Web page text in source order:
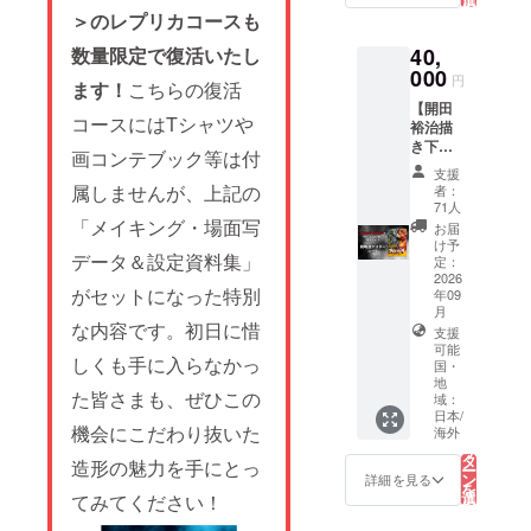
＞のレプリカコースも
数量限定で復活いたし
ます！ こちらの復活
コースにはTシャツや
画コンテブック等は付
属しませんが、上記の
「メイキング・場面写
データ＆設定資料集」
がセットになった特別
な内容です。初日に惜
しくも手に入らなかっ
た皆さまも、ぜひこの
機会にこだわり抜いた
造形の魅力を手にとっ
てみてください！
支援い
ただい
た場合
でもお
一人様1
回のみ
となり
ます
（最も
大きい
サイズ
での掲
載とな
りま
す）。
クラ
紙デー
タ（PC
/ モバイ
ル） 4.
エンド
ロール
クレ
ジット
掲載 小
5.中川
監督描
き下ろ
しTシャ
レジッ
ト掲載
に関す
る注意
事項＞
※掲載を
希望す
るお名
前を、
check
main
project
page
for
comple
te
details
before
making
your
pledge.
1.デジ
タル支
援証明
書 2.支
援者限
定活動
報告閲
覧権 3.
クラ
ファン
限定壁
タ（PC
/ モバイ
the
d"
section
in the
main
text for
now!
*Please
note
that the
English
descrip
tions
for the
reward
content
s and
credit
listing
conditio
ns are
listed
Please
be sure
択
40,
000 円
【開田
裕治描
き下ろ
し劇場
風ポス
ター
コース
Theatre
-Style
Poster
by Yuji
Kaida】
*This
tier will
support
global
shippin
g.
setup is
in
支援
者：
71人
お届
け予
定：
2026
年09
月
支援
可能
国・
地
域：
日本/
海外
詳細を見る
リ
タ
ー
ン
を
選
択